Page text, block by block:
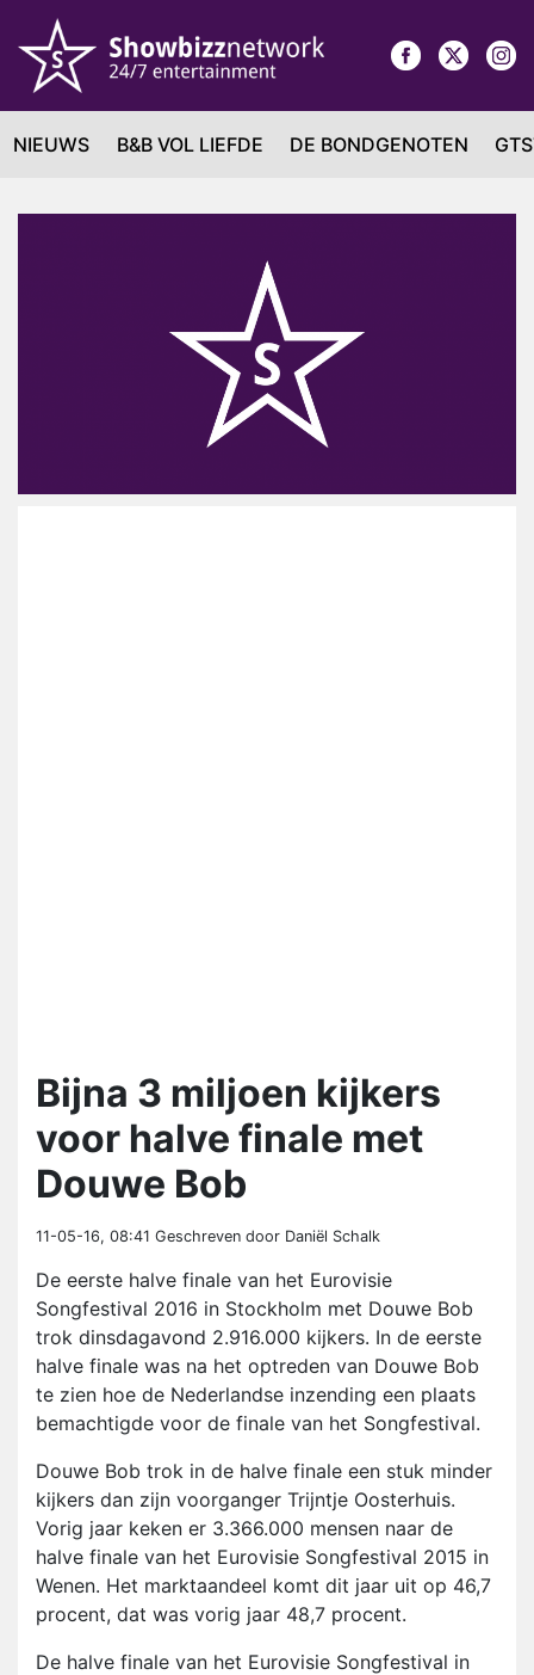
NIEUWS B&B VOL LIEFDE DE BONDGENOTEN
Bijna 3 miljoen kijkers
voor halve finale met
Douwe Bob
11-05-16, 08:41 Geschreven door Daniël Schalk
De eerste halve finale van het Eurovisie
Songfestival 2016 in Stockholm met Douwe Bob
trok dinsdagavond 2.916.000 kijkers. In de eerste
halve finale was na het optreden van Douwe Bob
te zien hoe de Nederlandse inzending een plaats
bemachtigde voor de finale van het Songfestival.
Douwe Bob trok in de halve finale een stuk minder
kijkers dan zijn voorganger Trijntje Oosterhuis.
Vorig jaar keken er 3.366.000 mensen naar de
halve finale van het Eurovisie Songfestival 2015 in
Wenen. Het marktaandeel komt dit jaar uit op 46,7
procent, dat was vorig jaar 48,7 procent.
De halve finale van het Eurovisie Songfestival in